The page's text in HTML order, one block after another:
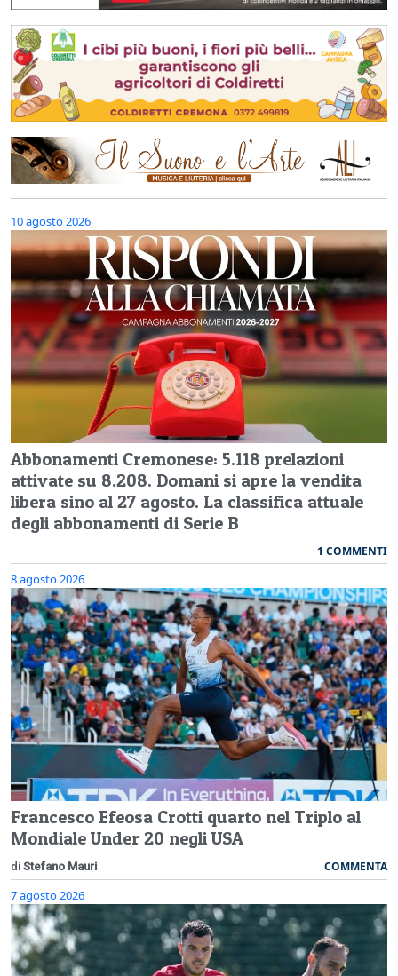
10 agosto 2026
Abbonamenti Cremonese: 5.118 prelazioni
attivate su 8.208. Domani si apre la vendita
libera sino al 27 agosto. La classifica attuale
degli abbonamenti di Serie B
1 COMMENTI
8 agosto 2026
Francesco Efeosa Crotti quarto nel Triplo al
Mondiale Under 20 negli USA
di Stefano Mauri COMMENTA
7 agosto 2026